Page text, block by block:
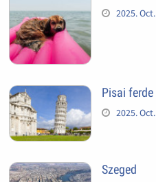
2025.
Pisai
2025.
Szeged